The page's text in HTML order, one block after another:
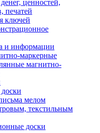
ценностей,
печатей
ключей
и информации
маркерные
магнитно-
мелом
текстильным
доски